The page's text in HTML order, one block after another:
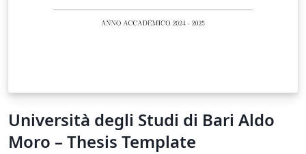
Università degli Studi di Bari Aldo
Moro – Thesis Template